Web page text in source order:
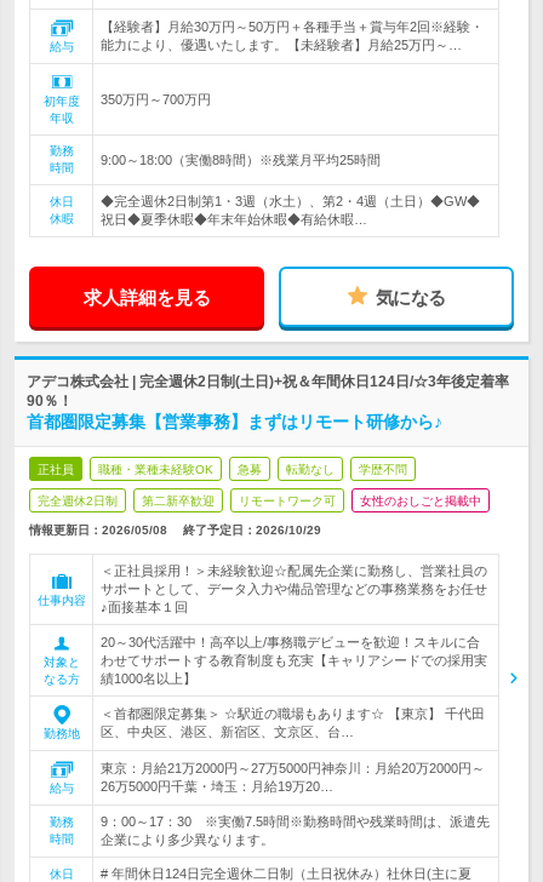
給与
【経験者】月給30万円～50万円＋各種手当＋賞与年2回※経験・
能力により、優遇いたします。【未経験者】月給25万円～…
初年度
年収
350万円～700万円
勤務
時間
9:00～18:00（実働8時間）※残業月平均25時間
休日
休暇
◆完全週休2日制第1・3週（水土）、第2・4週（土日）◆GW◆
祝日◆夏季休暇◆年末年始休暇◆有給休暇…
求人詳細を見る 気になる
アデコ株式会社 | 完全週休2日制(土日)+祝＆年間休日124日/☆3年後定着率
90％！
首都圏限定募集【営業事務】まずはリモート研修から♪
正社員 職種・業種未経験OK 急募 転勤なし 学歴不問
完全週休2日制 第二新卒歓迎 リモートワーク可 女性のおしごと掲載中
情報更新日：2026/05/08 終了予定日： 2026/10/29
仕事内容
＜正社員採用！＞未経験歓迎☆配属先企業に勤務し、営業社員の
サポートとして、データ入力や備品管理などの事務業務をお任せ
♪面接基本１回
対象と
なる方
20～30代活躍中！高卒以上/事務職デビューを歓迎！スキルに合
わせてサポートする教育制度も充実【キャリアシードでの採用実
績1000名以上】
勤務地
＜首都圏限定募集＞ ☆駅近の職場もあります☆ 【東京】 千代田
区、中央区、港区、新宿区、文京区、台…
給与
東京：月給21万2000円～27万5000円神奈川：月給20万2000円～
26万5000円千葉・埼玉：月給19万20…
勤務
時間
9：00～17：30 ※実働7.5時間※勤務時間や残業時間は、派遣先
企業により多少異なります。
休日
# 年間休日124日完全週休二日制（土日祝休み）社休日(主に夏